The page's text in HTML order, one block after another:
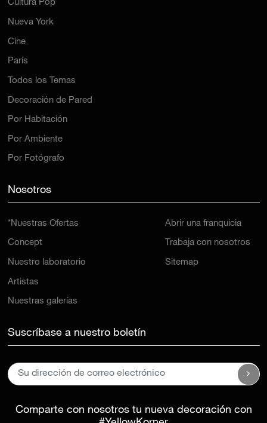
Cultura Pop
Nueva York
Cine
París
Todos los Temas
Decoración de Pared
Por Habitación
Por Ambiente
Por Fotógrafo
Nosotros
*Nuestras Ofertas
Concept
Nuestro laboratorio
Artistas
Nuestras galerías
Abrir una franquicia
Trabaja con nosotros
Sitemap
Suscríbase a nuestro boletín
Comparte con nosotros tu nueva decoración con